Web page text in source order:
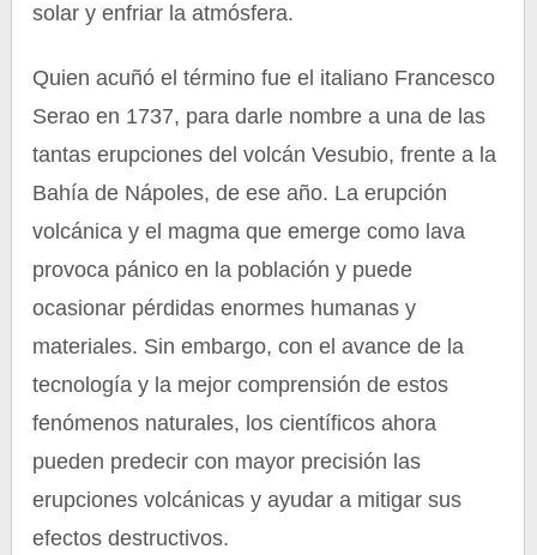
solar y enfriar la atmósfera.
Quien acuñó el término fue el italiano Francesco
Serao en 1737, para darle nombre a una de las
tantas erupciones del volcán Vesubio, frente a la
Bahía de Nápoles, de ese año. La erupción
volcánica y el magma que emerge como lava
provoca pánico en la población y puede
ocasionar pérdidas enormes humanas y
materiales. Sin embargo, con el avance de la
tecnología y la mejor comprensión de estos
fenómenos naturales, los científicos ahora
pueden predecir con mayor precisión las
erupciones volcánicas y ayudar a mitigar sus
efectos destructivos.